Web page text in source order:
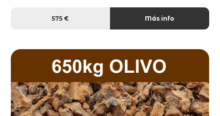
575 € Más info